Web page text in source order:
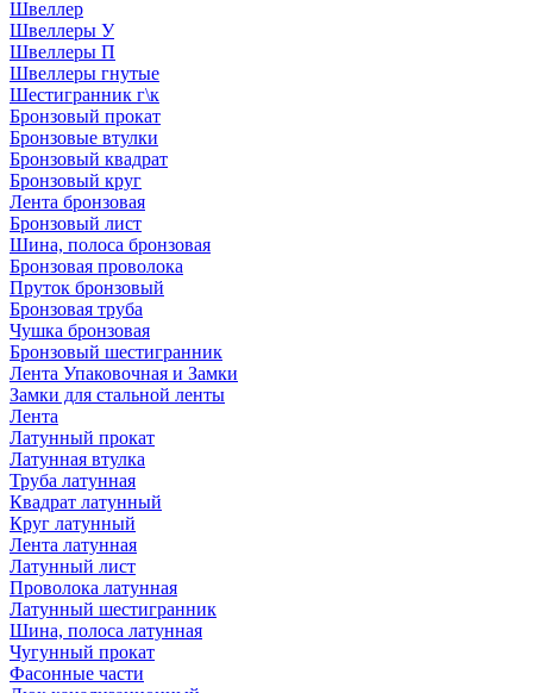
Швеллер
Швеллеры У
Швеллеры П
Швеллеры гнутые
Шестигранник г\к
Бронзовый прокат
Бронзовые втулки
Бронзовый квадрат
Бронзовый круг
Лента бронзовая
Бронзовый лист
Шина, полоса бронзовая
Бронзовая проволока
Пруток бронзовый
Бронзовая труба
Чушка бронзовая
Бронзовый шестигранник
Лента Упаковочная и Замки
Замки для стальной ленты
Лента
Латунный прокат
Латунная втулка
Труба латунная
Квадрат латунный
Круг латунный
Лента латунная
Латунный лист
Проволока латунная
Латунный шестигранник
Шина, полоса латунная
Чугунный прокат
Фасонные части